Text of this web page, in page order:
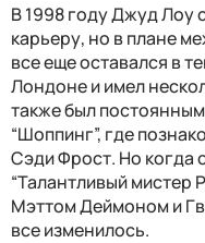
В 1998 году Джуд Лоу
карьеру, но в плане
все еще оставался в
Лондоне и имел
также был
“Шоппинг”, где
Сэди Фрост. Но когда
“Талантливый мистер
Мэттом Деймоном и
все изменилось.